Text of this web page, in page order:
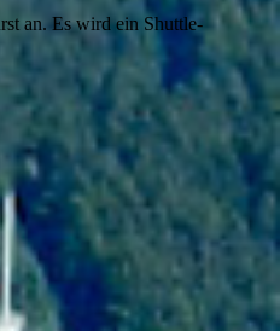
an. Es wird ein Shuttle-